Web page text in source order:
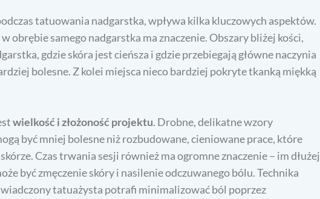
tatuowania nadgarstka, wpływa kilka kluczowych aspektów.
obrębie samego nadgarstka ma znaczenie. Obszary bliżej kości,
gdzie skóra jest cieńsza i gdzie przebiegają główne naczynia
bolesne. Z kolei miejsca nieco bardziej pokryte tkanką miękką
wielkość i złożoność projektu. Drobne, delikatne wzory
być mniej bolesne niż rozbudowane, cieniowane prace, które
Czas trwania sesji również ma ogromne znaczenie – im dłużej
być zmęczenie skóry i nasilenie odczuwanego bólu. Technika
tatuażysta potrafi minimalizować ból poprzez